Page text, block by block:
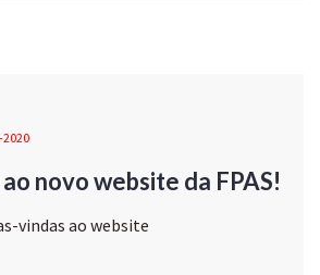
2020
novo website da FPAS!
vindas ao website